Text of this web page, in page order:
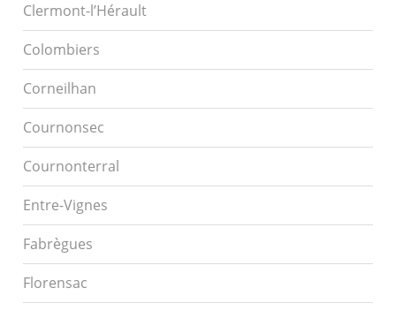
Clermont-l’Hérault
Colombiers
Corneilhan
Cournonsec
Cournonterral
Entre-Vignes
Fabrègues
Florensac